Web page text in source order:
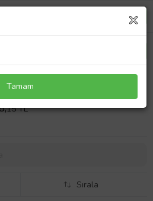
Brembo Beyaz Kaliper Kapağı
Set (Karışık)
%18 İndirim
15 TL
Sırala
Tamam